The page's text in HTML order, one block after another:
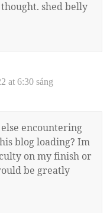
shed belly
at 6:30 sáng
encountering
blog loading? Im
on my finish or
be greatly